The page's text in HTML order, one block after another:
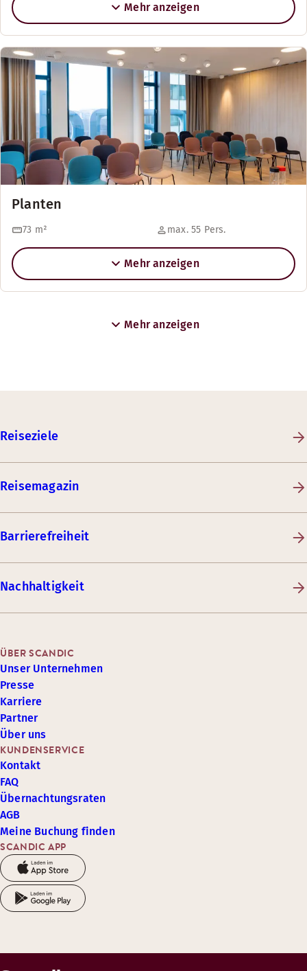
Mehr anzeigen
Planten
73 m² max. 55 Pers.
Mehr anzeigen
Mehr anzeigen
Reiseziele
Reisemagazin
Barrierefreiheit
Nachhaltigkeit
SCANDIC APP
KUNDENSERVICE
Kontakt
FAQ
Übernachtungsraten
AGB
Meine Buchung finden
ÜBER SCANDIC
Unser Unternehmen
Presse
Karriere
Partner
Über uns